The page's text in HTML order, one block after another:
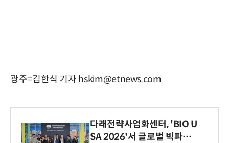
광주=김한식 기자 hskim@etnews.com
다래전략사업화센터, 'BIO U
SA 2026'서 글로벌 빅파마